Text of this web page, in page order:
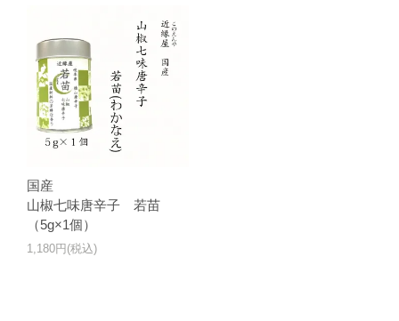
国産
山椒七味唐辛子 若苗
（5g×1個）
1,180円(税込)